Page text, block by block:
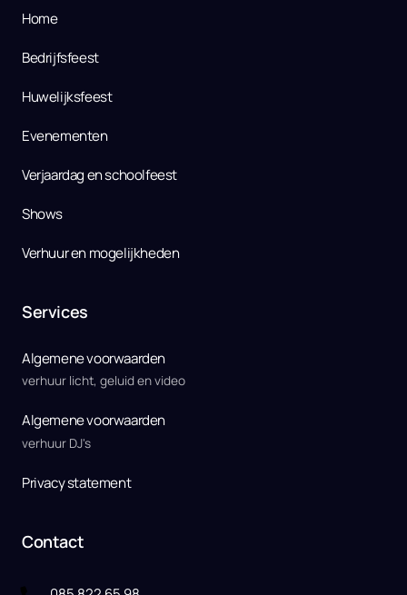
Home
Bedrijfsfeest
Huwelijksfeest
Evenementen
Verjaardag en schoolfeest
Shows
Verhuur en mogelijkheden
Services
Algemene voorwaarden
verhuur licht, geluid en video
Algemene voorwaarden
verhuur DJ's
Privacy statement
Contact